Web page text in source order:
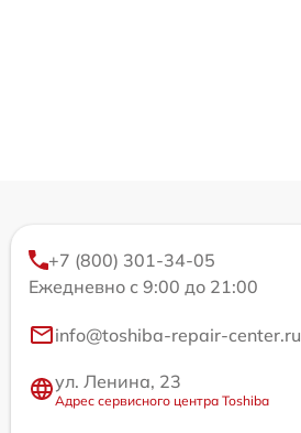
+7 (800) 301-34-05
Ежедневно с 9:00 до 21:00
info@toshiba-repair-center.ru
ул. Ленина, 23
Адрес сервисного центра Toshiba